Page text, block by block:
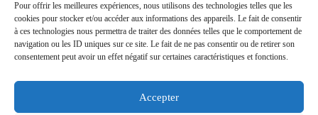
Pour offrir les meilleures expériences, nous utilisons des technologies telles que les
cookies pour stocker et/ou accéder aux informations des appareils. Le fait de consentir
à ces technologies nous permettra de traiter des données telles que le comportement de
navigation ou les ID uniques sur ce site. Le fait de ne pas consentir ou de retirer son
consentement peut avoir un effet négatif sur certaines caractéristiques et fonctions.
Accepter
Mentions légales
Politique de cookies
Politique de confidentialité
Contactez-nous
04 51 42 22 24